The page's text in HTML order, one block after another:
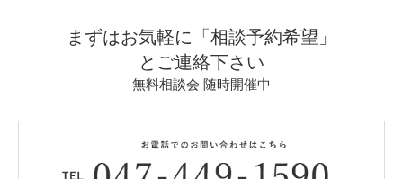
まずはお気軽に「相談予約希望」
とご連絡下さい
無料相談会 随時開催中